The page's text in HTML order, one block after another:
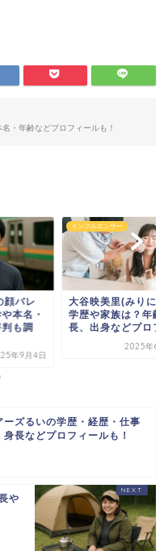
・年齢などプロフィールも！
顔バレ
本名・
も調
年9月4日
インフルエンサー
大谷映美里(みりに
学歴や家族は？年齢
長、出身などプロフ
2025年6
ーズるいの学歴・経歴・仕事
長などプロフィールも！
や